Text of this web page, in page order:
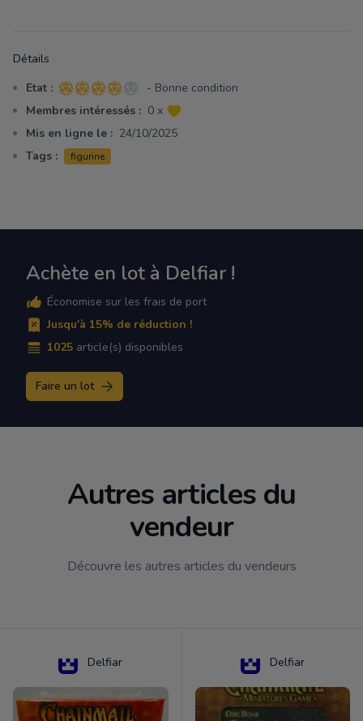
Détails
Etat : 4 sur 5 étoiles
- Bonne condition
Membres intéressés : 0 x
Mis en ligne le : 24/10/2025
Tags :
figurine
Achète en lot à Delfiar !
Économise sur les frais de port
Jusqu'à 15% de réduction !
1025 article(s) disponibles
Faire un lot
Autres articles du
vendeur
Découvre les autres articles du vendeurs
Delfiar Delfiar